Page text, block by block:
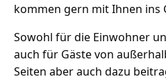
kommen gern mit Ihnen ins
Sowohl für die Einwohner
auch für Gäste von
Seiten aber auch dazu